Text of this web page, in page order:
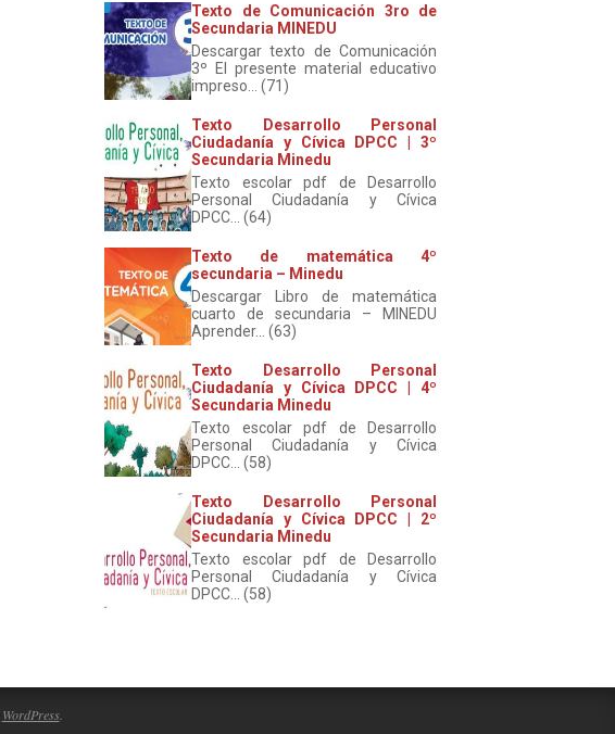
Texto de Comunicación 3ro de
Secundaria MINEDU
Descargar texto de Comunicación
3º El presente material educativo
impreso... (71)
Texto Desarrollo Personal
Ciudadanía y Cívica DPCC | 3º
Secundaria Minedu
Texto escolar pdf de Desarrollo
Personal Ciudadanía y Cívica
DPCC... (64)
Texto de matemática 4º
secundaria – Minedu
Descargar Libro de matemática
cuarto de secundaria – MINEDU
Aprender... (63)
Texto Desarrollo Personal
Ciudadanía y Cívica DPCC | 4º
Secundaria Minedu
Texto escolar pdf de Desarrollo
Personal Ciudadanía y Cívica
DPCC... (58)
Texto Desarrollo Personal
Ciudadanía y Cívica DPCC | 2º
Secundaria Minedu
Texto escolar pdf de Desarrollo
Personal Ciudadanía y Cívica
DPCC... (58)
WordPress.